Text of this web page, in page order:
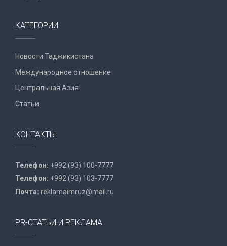
КАТЕГОРИИ
Новости Таджикистана
Международное отношение
Центральная Азия
Статьи
КОНТАКТЫ
Телефон: +992 (93) 100-7777
Телефон: +992 (93) 103-7777
Почта: reklamaimruz@mail.ru
PR-СТАТЬИ И РЕКЛАМА